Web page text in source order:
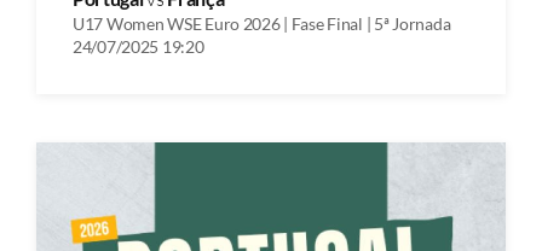
U17 Women WSE Euro 2026 | Fase Final | 5ª Jornada
24/07/2025 19:20